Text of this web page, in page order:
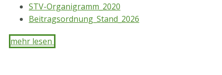
STV-Organigramm_2020
Beitragsordnung_Stand_2026
mehr lesen ​